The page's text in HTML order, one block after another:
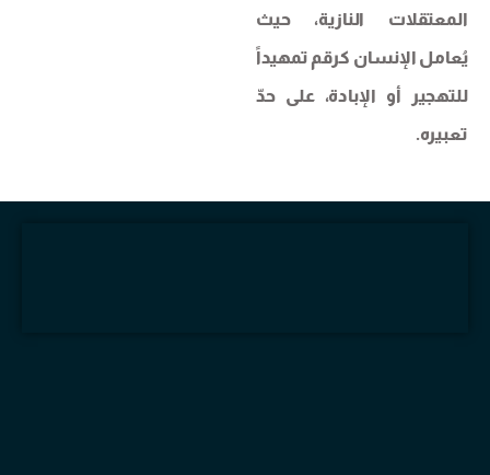
المعتقلات ​النازية​، حيث
يُعامل الإنسان كرقم تمهيداً
للتهجير أو الإبادة، على حدّ
تعبيره.